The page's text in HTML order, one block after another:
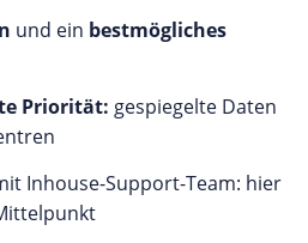
und ein bestmögliches
Priorität: gespiegelte Daten
Inhouse-Support-Team: hier